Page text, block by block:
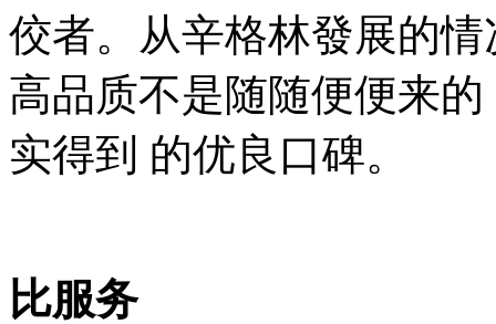
佼者。从辛格林發展的
高品质不是随随便便来
实得到 的优良口碑。
比服务